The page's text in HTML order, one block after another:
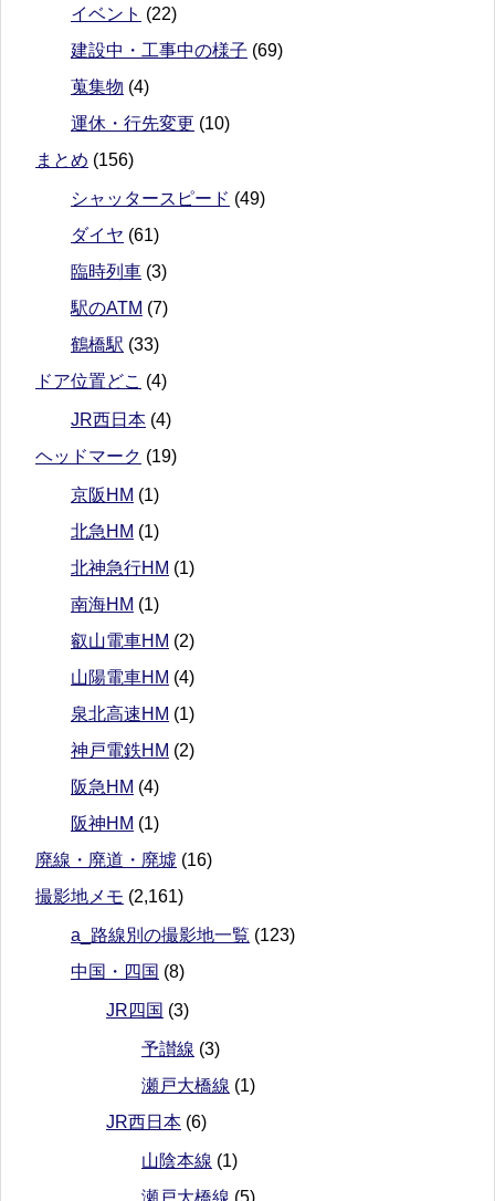
イベント (22)
建設中・工事中の様子 (69)
蒐集物 (4)
運休・行先変更 (10)
まとめ (156)
シャッタースピード (49)
ダイヤ (61)
臨時列車 (3)
駅のATM (7)
鶴橋駅 (33)
ドア位置どこ (4)
JR西日本 (4)
ヘッドマーク (19)
京阪HM (1)
北急HM (1)
北神急行HM (1)
南海HM (1)
叡山電車HM (2)
山陽電車HM (4)
泉北高速HM (1)
神戸電鉄HM (2)
阪急HM (4)
阪神HM (1)
廃線・廃道・廃墟 (16)
撮影地メモ (2,161)
a_路線別の撮影地一覧 (123)
中国・四国 (8)
JR四国 (3)
予讃線 (3)
瀬戸大橋線 (1)
JR西日本 (6)
山陰本線 (1)
瀬戸大橋線 (5)